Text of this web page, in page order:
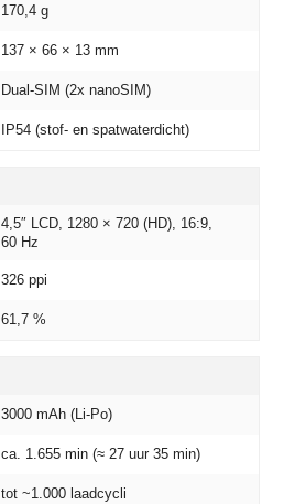
170,4 g
137 × 66 × 13 mm
Dual‑SIM (2x nanoSIM)
IP54 (stof- en spatwaterdicht)
4,5″ LCD, 1280 × 720 (HD), 16:9,
60 Hz
326 ppi
61,7 %
3000 mAh (Li‑Po)
ca. 1.655 min (≈ 27 uur 35 min)
tot ~1.000 laadcycli